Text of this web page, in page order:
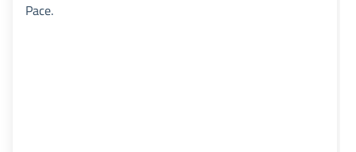
Pace.